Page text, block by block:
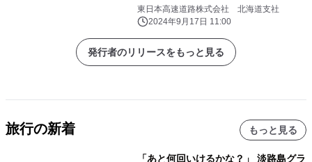
東日本高速道路株式会社 北海道支社
2024年9月17日 11:00
発行者のリリースをもっと見る
旅行の新着 もっと見る
「あと何回いけるかな？」 淡路島グラ